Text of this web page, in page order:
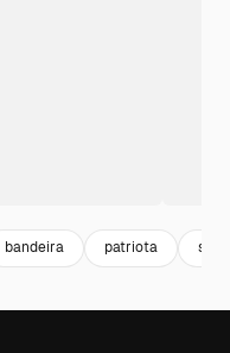
bandeira patriota sinal